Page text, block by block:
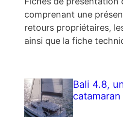
comprenant une
retours propriétaires,
ainsi que la fiche
Bali 4.8,